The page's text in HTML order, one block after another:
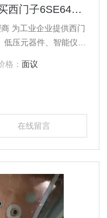
采购6SE64202AD222BA1购买西门子6SE64202AD222BA1代理商
为工业企业提供西门
压元器件、智能仪表
。 您好本公司专业
西门子自动化控制、
仪表等电气控制、传
电产品
格： 面议
在线留言